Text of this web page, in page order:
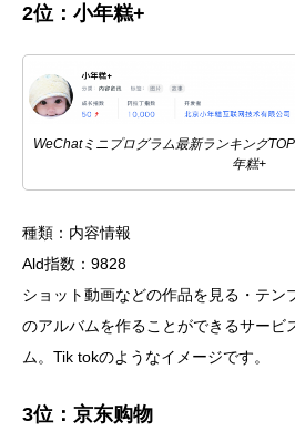
2位：小年糕+
WeChatミニプログラム最新ランキング
年糕+
種類：内容情報
Ald指数：9828
ショット動画などの作品を見る・テン
のアルバムを作ることができるサービ
ム。Tik tokのようなイメージです。
3位：京东购物